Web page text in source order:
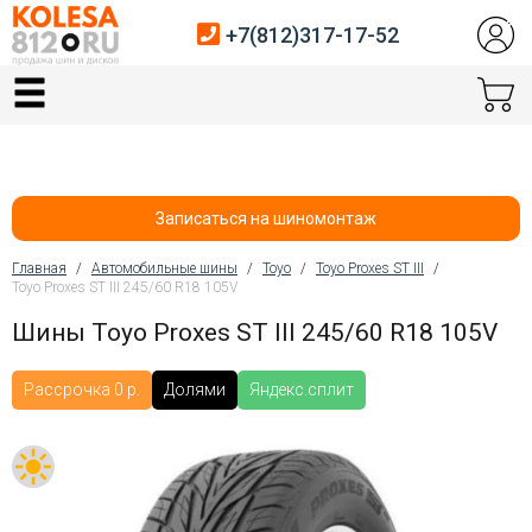
Главная
Автосервис
Хранение шин
Покупателям
+7(812)317-17-52
Записаться на шиномонтаж
Вы здесь
Главная / Автомобильные шины / Toyo / Toyo Proxes ST III
/
Toyo Proxes ST III 245/60 R18 105V
Шины Toyo Proxes ST III 245/60 R18 105V
Рассрочка 0 р. Долями Яндекс.сплит